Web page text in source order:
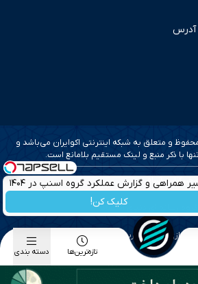
همراهی و گزارش عملکرد گروه اسنپ در ۱۴۰۴
کلیک کن!
آدرس
و متعلق به شبکه اینترنتی اکوایران می‌باشد و
با ذکر منبع و لینک مستقیم بلامانع است.
آسام
رسانه ای دنیای اقتصاد
سازی؛ برآیند تجربه
تازه‌ترین‌ها دسته بندی